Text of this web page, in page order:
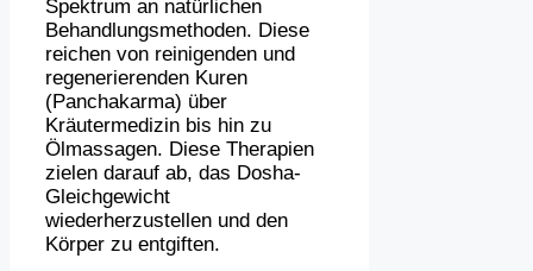
Spektrum an natürlichen
Behandlungsmethoden. Diese
reichen von reinigenden und
regenerierenden Kuren
(Panchakarma) über
Kräutermedizin bis hin zu
Ölmassagen. Diese Therapien
zielen darauf ab, das Dosha-
Gleichgewicht
wiederherzustellen und den
Körper zu entgiften.